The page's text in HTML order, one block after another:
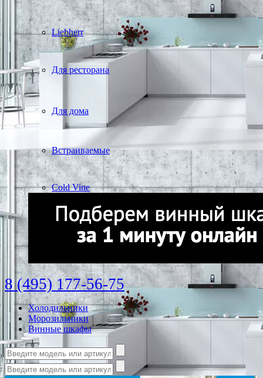
Liebherr
Для ресторана
Для дома
Встраиваемые
Cold Vine
8 (495) 177-56-75
Холодильники
Морозильники
Винные шкафы